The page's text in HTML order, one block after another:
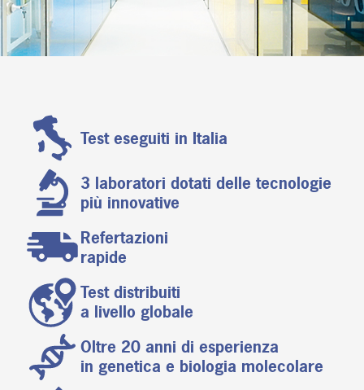
Test eseguiti in Italia
3 laboratori dotati delle tecnologie
più innovative
Refertazioni
rapide
Test distribuiti
a livello globale
Oltre 20 anni di esperienza
in genetica e biologia molecolare